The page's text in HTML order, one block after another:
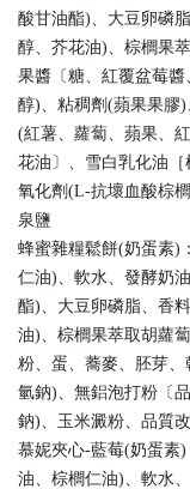
酸甘油酯)、大豆卵磷
醇、芥花油)、棕櫚果
果醬〔糖、紅覆盆莓
醇)、粘稠劑(蘋果果膠
(紅薯、蘿蔔、蘋果、
花油〕、雪白乳化油
氧化劑(L-抗壞血酸棕
泉鹽
蜂蜜雜糧鬆餅(奶蛋素)
仁油)、軟水、發酵奶
酯)、大豆卵磷脂、香
油)、棕櫚果萃取胡蘿
粉、蛋、蕎麥、胚芽
氫鈉)、無鋁泡打粉〔
鈉)、玉米澱粉、品質
慕妮夾心-藍莓(奶蛋素
油、棕櫚仁油)、軟水